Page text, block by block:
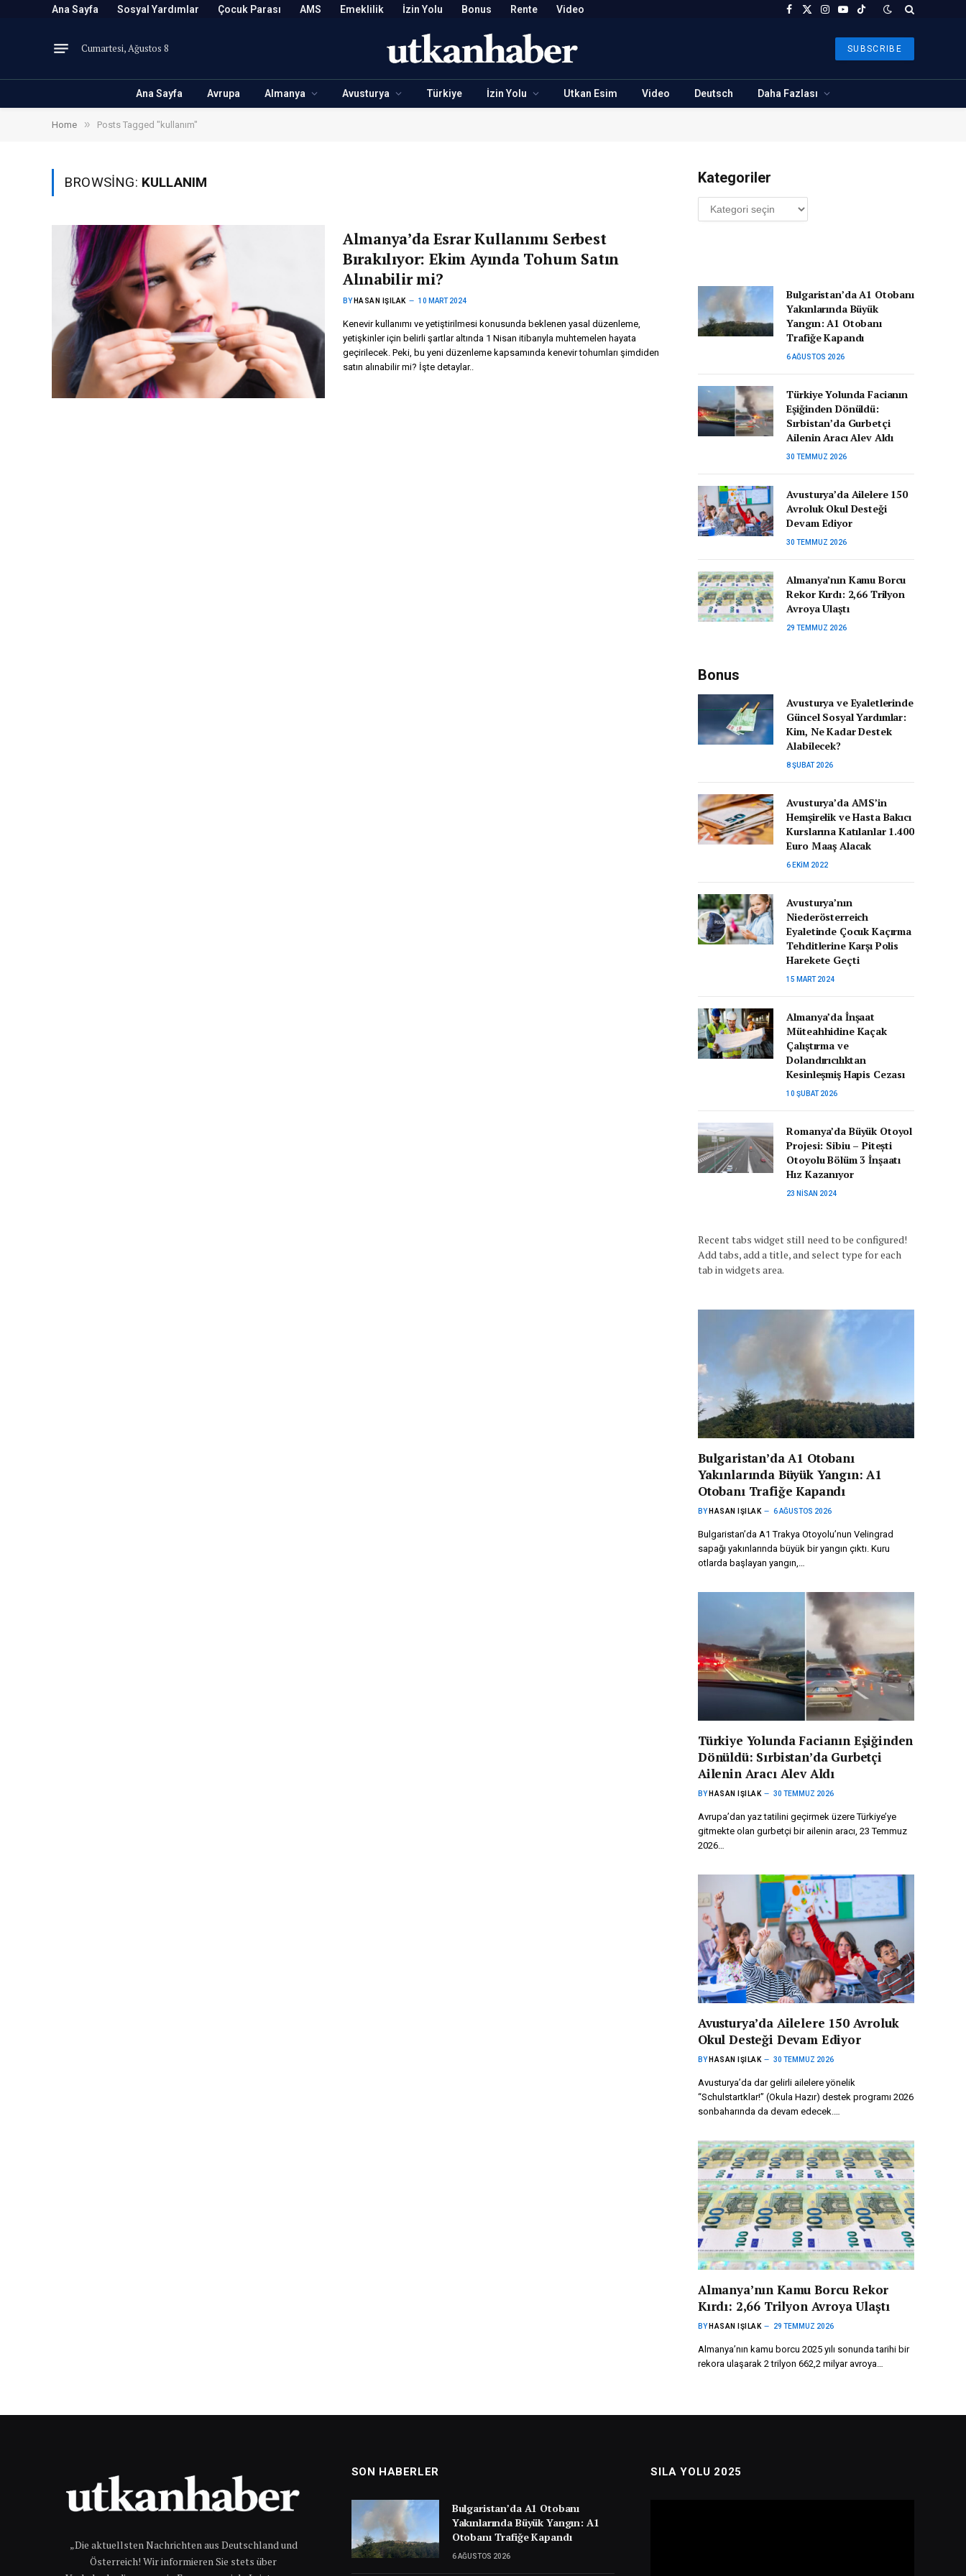
Ana Sayfa Sosyal Yardımlar Çocuk Parası AMS Emeklilik İzin Yolu Bonus Rente Video Facebook
X
Instagram
YouTubeTikTok
Cumartesi, Ağustos 8 SUBSCRIBE
Ana Sayfa Avrupa Almanya Avusturya Türkiye İzin Yolu Utkan Esim Video Deutsch Daha Fazlası
Home » Posts Tagged "kullanım"
BROWSING: KULLANIM
Almanya’da Esrar Kullanımı Serbest
Bırakılıyor: Ekim Ayında Tohum Satın
Alınabilir mi?
BY HASAN IŞILAK 10 MART 2024
Kenevir kullanımı ve yetiştirilmesi konusunda beklenen yasal düzenleme,
yetişkinler için belirli şartlar altında 1 Nisan itibarıyla muhtemelen hayata
geçirilecek. Peki, bu yeni düzenleme kapsamında kenevir tohumları şimdiden
satın alınabilir mi? İşte detaylar..
Kategoriler
Kategoriler
Bulgaristan’da A1 Otobanı
Yakınlarında Büyük
Yangın: A1 Otobanı
Trafiğe Kapandı
6 AĞUSTOS 2026
Türkiye Yolunda Facianın
Eşiğinden Dönüldü:
Sırbistan’da Gurbetçi
Ailenin Aracı Alev Aldı
30 TEMMUZ 2026
Avusturya’da Ailelere 150
Avroluk Okul Desteği
Devam Ediyor
30 TEMMUZ 2026
Almanya’nın Kamu Borcu
Rekor Kırdı: 2,66 Trilyon
Avroya Ulaştı
29 TEMMUZ 2026
Bonus
Avusturya ve Eyaletlerinde
Güncel Sosyal Yardımlar:
Kim, Ne Kadar Destek
Alabilecek?
8 ŞUBAT 2026
Avusturya’da AMS’in
Hemşirelik ve Hasta Bakıcı
Kurslarına Katılanlar 1.400
Euro Maaş Alacak
6 EKIM 2022
Avusturya’nın
Niederösterreich
Eyaletinde Çocuk Kaçırma
Tehditlerine Karşı Polis
Harekete Geçti
15 MART 2024
Almanya’da İnşaat
Müteahhidine Kaçak
Çalıştırma ve
Dolandırıcılıktan
Kesinleşmiş Hapis Cezası
10 ŞUBAT 2026
Romanya’da Büyük Otoyol
Projesi: Sibiu – Pitești
Otoyolu Bölüm 3 İnşaatı
Hız Kazanıyor
23 NISAN 2024
Recent tabs widget still need to be configured!
Add tabs, add a title, and select type for each
tab in widgets area.
Bulgaristan’da A1 Otobanı
Yakınlarında Büyük Yangın: A1
Otobanı Trafiğe Kapandı
BY HASAN IŞILAK 6 AĞUSTOS 2026
Bulgaristan’da A1 Trakya Otoyolu’nun Velingrad
sapağı yakınlarında büyük bir yangın çıktı. Kuru
otlarda başlayan yangın,…
Türkiye Yolunda Facianın Eşiğinden
Dönüldü: Sırbistan’da Gurbetçi
Ailenin Aracı Alev Aldı
BY HASAN IŞILAK 30 TEMMUZ 2026
Avrupa’dan yaz tatilini geçirmek üzere Türkiye’ye
gitmekte olan gurbetçi bir ailenin aracı, 23 Temmuz
2026…
Avusturya’da Ailelere 150 Avroluk
Okul Desteği Devam Ediyor
BY HASAN IŞILAK 30 TEMMUZ 2026
Avusturya’da dar gelirli ailelere yönelik
“Schulstartklar!” (Okula Hazır) destek programı 2026
sonbaharında da devam edecek.…
Almanya’nın Kamu Borcu Rekor
Kırdı: 2,66 Trilyon Avroya Ulaştı
BY HASAN IŞILAK 29 TEMMUZ 2026
Almanya’nın kamu borcu 2025 yılı sonunda tarihi bir
rekora ulaşarak 2 trilyon 662,2 milyar avroya…
„Die aktuellsten Nachrichten aus Deutschland und
Österreich! Wir informieren Sie stets über
SON HABERLER
Bulgaristan’da A1 Otobanı
Yakınlarında Büyük Yangın: A1
Otobanı Trafiğe Kapandı
6 AĞUSTOS 2026
SILA YOLU 2025